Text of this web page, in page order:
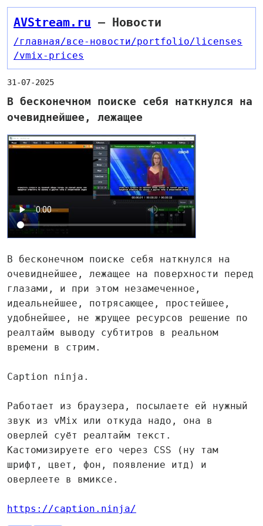
AVStream.ru — Новости
/главная/все-новости/portfolio/licenses
/vmix-prices
31-07-2025
В бесконечном поиске себя наткнулся на
очевиднейшее, лежащее
В бесконечном поиске себя наткнулся на
очевиднейшее, лежащее на поверхности перед
глазами, и при этом незамеченное,
идеальнейшее, потрясающее, простейшее,
удобнейшее, не жрущее ресурсов решение по
реалтайм выводу субтитров в реальном
времени в стрим.
Caption ninja.
Работает из браузера, посылаете ей нужный
звук из vMix или откуда надо, она в
оверлей суёт реалтайм текст.
Кастомизируете его через CSS (ну там
шрифт, цвет, фон, появление итд) и
оверлеете в вмиксе.
https://caption.ninja/